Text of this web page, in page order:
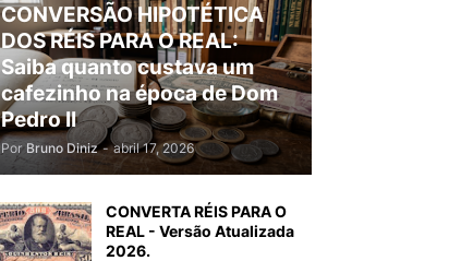
CONVERSÃO HIPOTÉTICA
DOS RÉIS PARA O REAL:
Saiba quanto custava um
cafezinho na época de Dom
Pedro II
Por Bruno Diniz - abril 17, 2026
CONVERTA RÉIS PARA O
REAL - Versão Atualizada
2026.